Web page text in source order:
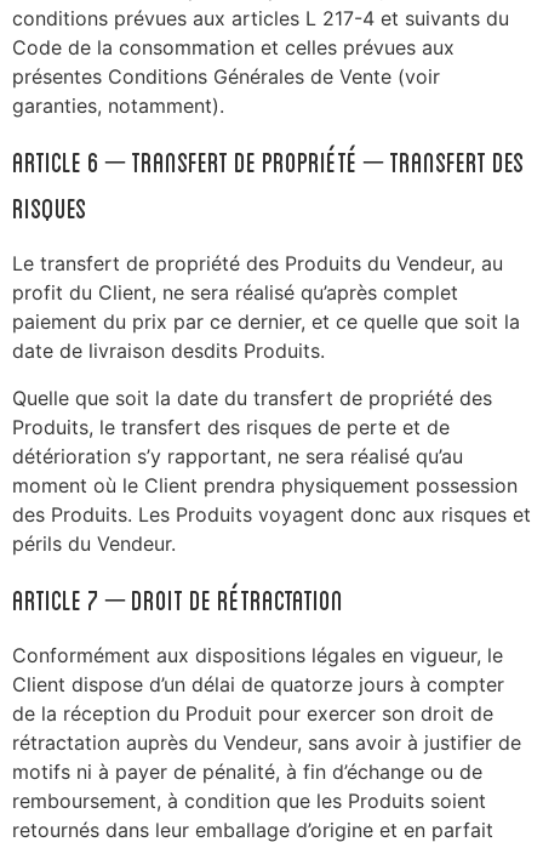
conditions prévues aux articles L 217-4 et suivants du
Code de la consommation et celles prévues aux
présentes Conditions Générales de Vente (voir
garanties, notamment).
ARTICLE 6 – Transfert de propriété – Transfert des
risques
Le transfert de propriété des Produits du Vendeur, au
profit du Client, ne sera réalisé qu’après complet
paiement du prix par ce dernier, et ce quelle que soit la
date de livraison desdits Produits.
Quelle que soit la date du transfert de propriété des
Produits, le transfert des risques de perte et de
détérioration s’y rapportant, ne sera réalisé qu’au
moment où le Client prendra physiquement possession
des Produits. Les Produits voyagent donc aux risques et
périls du Vendeur.
ARTICLE 7 – Droit de rétractation
Conformément aux dispositions légales en vigueur, le
Client dispose d’un délai de quatorze jours à compter
de la réception du Produit pour exercer son droit de
rétractation auprès du Vendeur, sans avoir à justifier de
motifs ni à payer de pénalité, à fin d’échange ou de
remboursement, à condition que les Produits soient
retournés dans leur emballage d’origine et en parfait